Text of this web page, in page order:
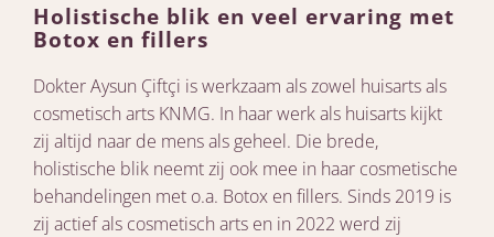
Holistische blik en veel ervaring met
Botox en fillers
Dokter Aysun Çiftçi is werkzaam als zowel huisarts als
cosmetisch arts KNMG. In haar werk als huisarts kijkt
zij altijd naar de mens als geheel. Die brede,
holistische blik neemt zij ook mee in haar cosmetische
behandelingen met o.a. Botox en fillers. Sinds 2019 is
zij actief als cosmetisch arts en in 2022 werd zij